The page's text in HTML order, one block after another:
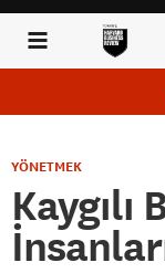
YÖNETMEK
Kaygılı